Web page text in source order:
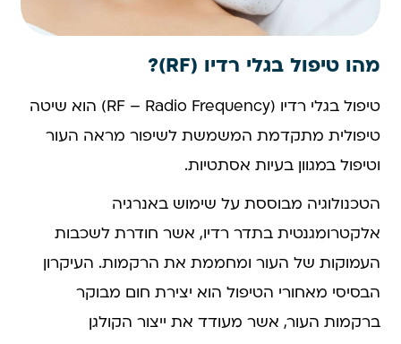
מהו טיפול בגלי רדיו (RF)?
טיפול בגלי רדיו (RF – Radio Frequency) הוא שיטה
טיפולית מתקדמת המשמשת לשיפור מראה העור
וטיפול במגוון בעיות אסתטיות.
הטכנולוגיה מבוססת על שימוש באנרגיה
אלקטרומגנטית בתדר רדיו, אשר חודרת לשכבות
העמוקות של העור ומחממת את הרקמות. העיקרון
הבסיסי מאחורי הטיפול הוא יצירת חום מבוקר
ברקמות העור, אשר מעודד את ייצור הקולגן